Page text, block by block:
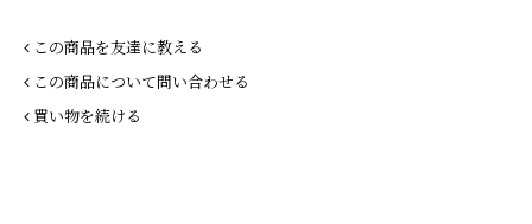
この商品を友達に教える
この商品について問い合わせる
買い物を続ける